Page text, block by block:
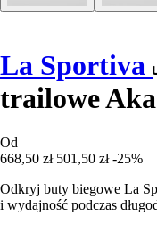
La Sportiva
trailowe
Od
668,50 zł 501,50 zł -25%
Odkryj buty biegowe La
i wydajność podczas